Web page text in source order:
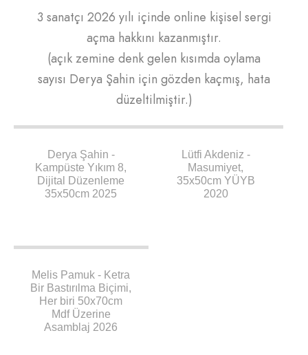
3 sanatçı 2026 yılı içinde online kişisel sergi
açma hakkını kazanmıştır.
(açık zemine denk gelen kısımda oylama
sayısı Derya Şahin için gözden kaçmış, hata
düzeltilmiştir.)
436
Derya Şahin -
Kampüste Yıkım 8,
Dijital Düzenleme
35x50cm 2025
516
Lütfi Akdeniz -
Masumiyet,
35x50cm YÜYB
2020
332
Melis Pamuk - Ketra
Bir Bastırılma Biçimi,
Her biri 50x70cm
Mdf Üzerine
Asamblaj 2026